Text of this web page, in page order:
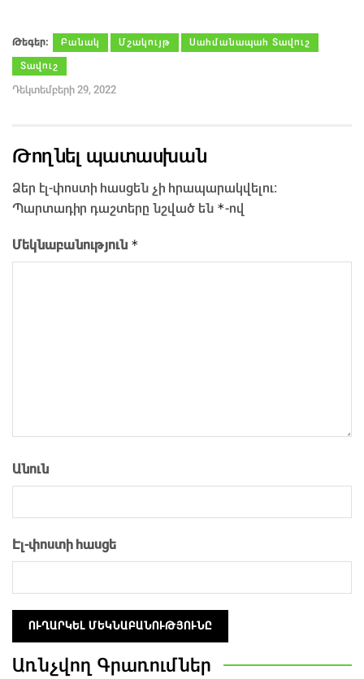
Թեգեր։ Բանակ Մշակույթ Սահմանապահ Տավուշ
Տավուշ
Դեկտեմբերի 29, 2022
Թողնել պատասխան
Ձեր էլ-փոստի հասցեն չի հրապարակվելու։
Պարտադիր դաշտերը նշված են *-ով
Մեկնաբանություն *
Անուն
Էլ-փոստի հասցե
Առնչվող Գրառումներ